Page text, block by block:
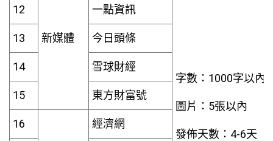
字數：1000字以內
圖片：5張以內
發佈天數：4-6天
新媒體
12 一點資訊
13 今日頭條
14 雪球財經
15 東方財富號
16 經濟網